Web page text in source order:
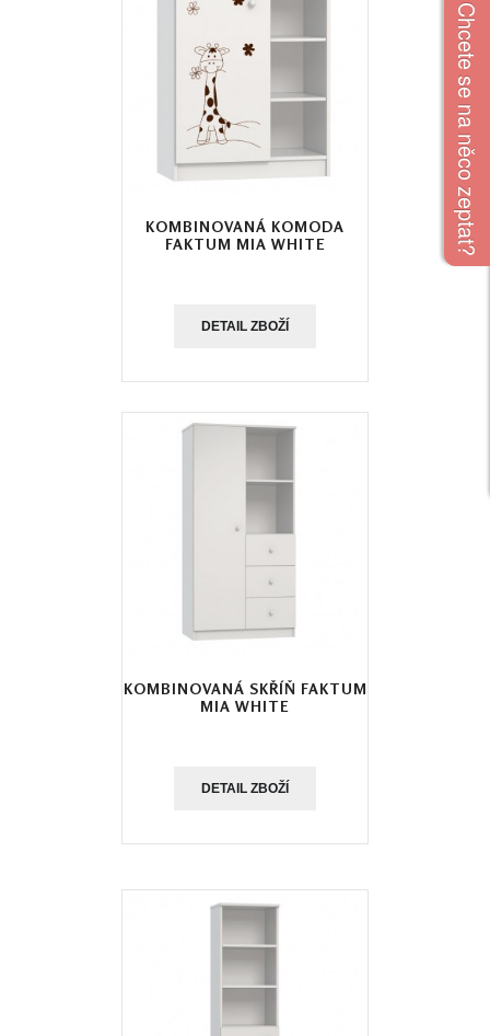
KOMBINOVANÁ KOMODA
FAKTUM MIA WHITE
DETAIL ZBOŽÍ
KOMBINOVANÁ SKŘÍŇ FAKTUM
MIA WHITE
DETAIL ZBOŽÍ
Chcete se na něco zeptat?